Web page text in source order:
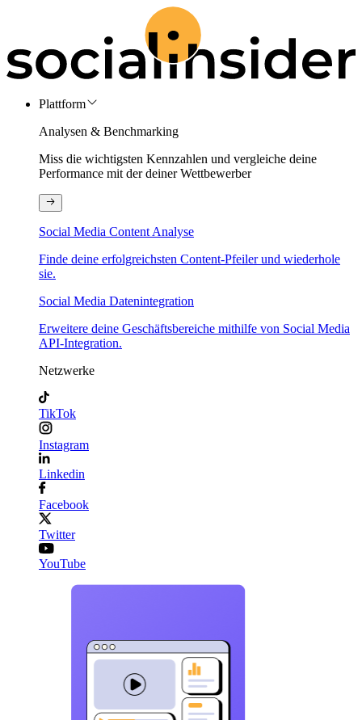
Plattform
Analysen & Benchmarking
Miss die wichtigsten Kennzahlen und vergleiche deine
Performance mit der deiner Wettbewerber
Social Media Content Analyse
Finde deine erfolgreichsten Content-Pfeiler und wiederhole
sie.
Social Media Datenintegration
Erweitere deine Geschäftsbereiche mithilfe von Social Media
API-Integration.
Netzwerke
TikTok
Instagram
Linkedin
Facebook
Twitter
YouTube